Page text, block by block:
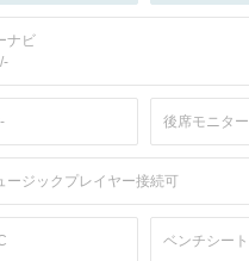
ナビ
後席モニター
ージックプレイヤー接続可
ベンチシート